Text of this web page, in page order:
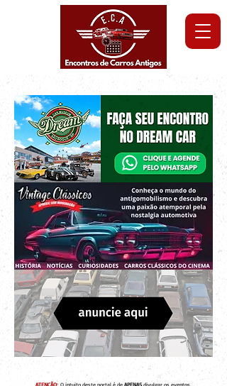
ATENÇÃO: O intuito deste portal é de APENASdivulgar os eventos.